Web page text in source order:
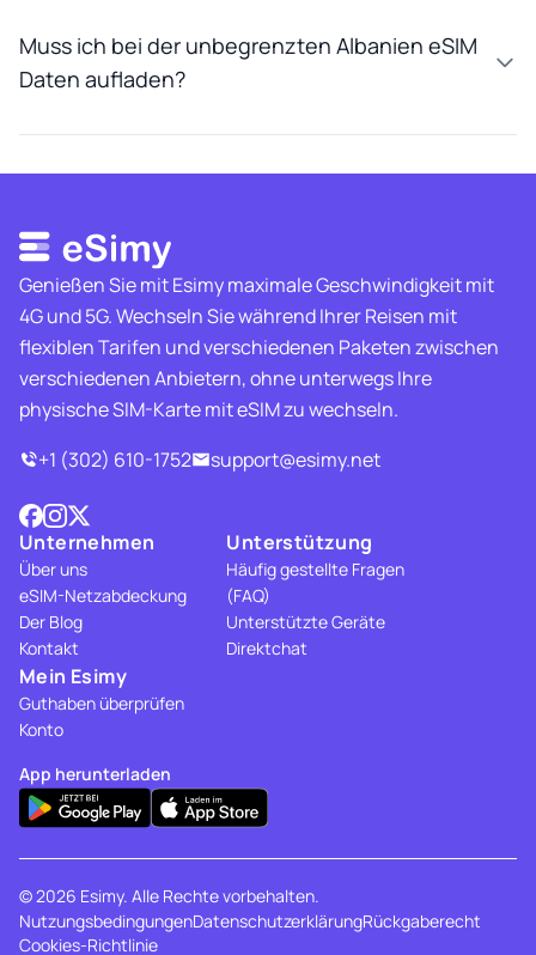
Muss ich bei der unbegrenzten Albanien eSIM
Daten aufladen?
Genießen Sie mit Esimy maximale Geschwindigkeit mit
4G und 5G. Wechseln Sie während Ihrer Reisen mit
flexiblen Tarifen und verschiedenen Paketen zwischen
verschiedenen Anbietern, ohne unterwegs Ihre
physische SIM-Karte mit eSIM zu wechseln.
+1 (302) 610-1752
support@esimy.net
Unternehmen
Über uns
eSIM-Netzabdeckung
Der Blog
Kontakt
Unterstützung
Häufig gestellte Fragen
(FAQ)
Unterstützte Geräte
Direktchat
Mein Esimy
Guthaben überprüfen
Konto
App herunterladen
© 2026 Esimy. Alle Rechte vorbehalten.
NutzungsbedingungenDatenschutzerklärungRückgaberecht
Cookies-Richtlinie